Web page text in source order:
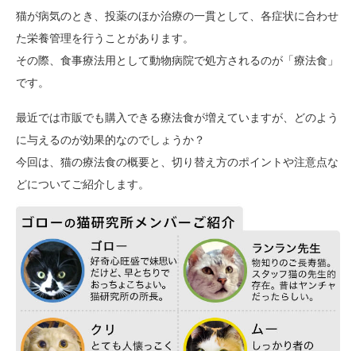
猫が病気のとき、投薬のほか治療の一貫として、各症状に合わせ
た栄養管理を行うことがあります。
その際、食事療法用として動物病院で処方されるのが「療法食」
です。
最近では市販でも購入できる療法食が増えていますが、どのよう
に与えるのが効果的なのでしょうか？
今回は、猫の療法食の概要と、切り替え方のポイントや注意点な
どについてご紹介します。